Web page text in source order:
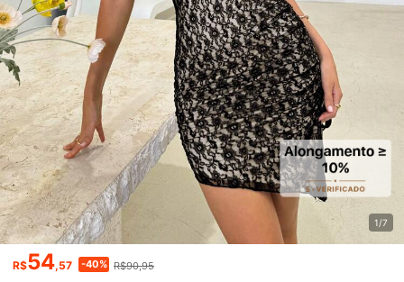
1/7
R$54,57 -40% R$90,95